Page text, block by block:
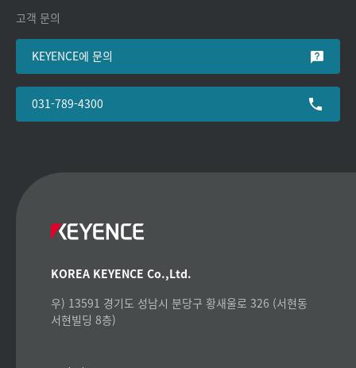
고객 문의
KEYENCE에 문의
031-789-4300
KOREA KEYENCE Co.,Ltd.
우) 13591 경기도 성남시 분당구 황새울로 326 (서현동
서현빌딩 8층)